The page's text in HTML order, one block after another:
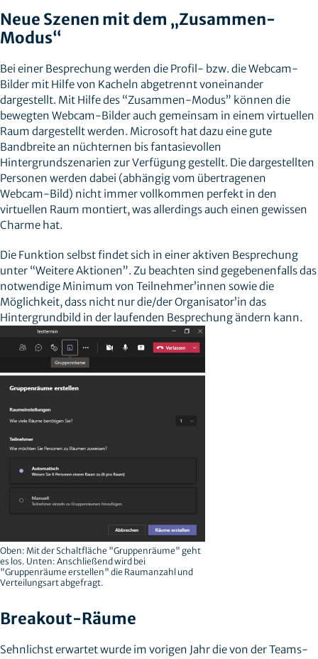
Neue Szenen mit dem „Zusammen-
Modus“
Bei einer Besprechung werden die Profil- bzw. die Webcam-
Bilder mit Hilfe von Kacheln abgetrennt voneinander
dargestellt. Mit Hilfe des “Zusammen-Modus” können die
bewegten Webcam-Bilder auch gemeinsam in einem virtuellen
Raum dargestellt werden. Microsoft hat dazu eine gute
Bandbreite an nüchternen bis fantasievollen
Hintergrundszenarien zur Verfügung gestellt. Die dargestellten
Personen werden dabei (abhängig vom übertragenen
Webcam-Bild) nicht immer vollkommen perfekt in den
virtuellen Raum montiert, was allerdings auch einen gewissen
Charme hat.
Die Funktion selbst findet sich in einer aktiven Besprechung
unter “Weitere Aktionen”. Zu beachten sind gegebenenfalls das
notwendige Minimum von Teilnehmer’innen sowie die
Möglichkeit, dass nicht nur die/der Organisator’in das
Hintergrundbild in der laufenden Besprechung ändern kann.
Breakout-Räume
Sehnlichst erwartet wurde im vorigen Jahr die von der Teams-
Oben: Mit der Schaltfläche "Gruppenräume" geht
es los. Unten: Anschließend wird bei
"Gruppenräume erstellen" die Raumanzahl und
Verteilungsart abgefragt.